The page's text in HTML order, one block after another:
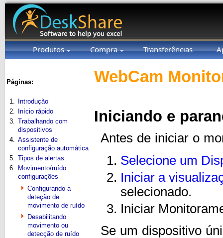
Produtos Compra Transferências
Páginas:
1.
Introdução
2.
Início rápido
3. Trabalhando com
dispositivos
4. Assistente de
configuração automática
5. Tipos de alertas
6. Movimento/ruído
configurações
Configurando a
deteção de
movimento de ruído
Desabilitando
movimento ou
detecção de ruído
WebCam
Iniciando e
Antes de iniciar o
Selecione um
Iniciar a
selecionado.
Iniciar
Se um dispositivo